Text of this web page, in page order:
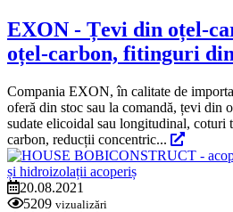
EXON - Țevi din oțel-
oțel-carbon, fitinguri
Compania EXON, în calitate de
oferă din stoc sau la comandă, țevi din
sudate elicoidal sau longitudinal, coturi
carbon, reducții concentric...
20.08.2021
5209 vizualizări